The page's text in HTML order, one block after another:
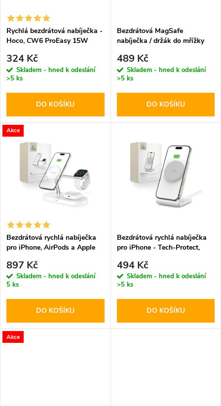
í
p
r
o
d
u
s
p
r
o
d
ů
Rychlá bezdrátová nabíječka -
Hoco, CW6 ProEasy 15W
324 Kč
Skladem - hned k odeslání
>5 ks
DO KOŠÍKU
Bezdrátová MagSafe
nabíječka / držák do mřížky
489 Kč
Skladem - hned k odeslání
>5 ks
DO KOŠÍKU
Akce
Bezdrátová rychlá nabíječka
pro iPhone, AirPods a Apple
MagSafe Wireless Charger
White
897 Kč
Skladem - hned k odeslání
5 ks
DO KOŠÍKU
Bezdrátová rychlá nabíječka
pro iPhone - Tech-Protect,
Wireless Charger White
494 Kč
Skladem - hned k odeslání
>5 ks
DO KOŠÍKU
Akce